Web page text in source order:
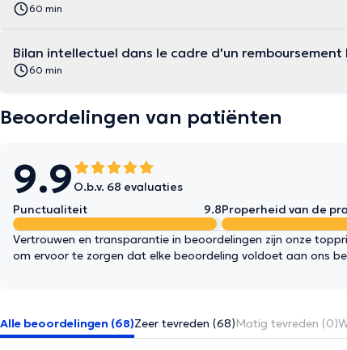
60 min
Bilan intellectuel dans le cadre d'un
60 min
Beoordelingen van patiënten
9.9 O.b.v. 68 evaluaties
Punctualiteit
9.8Properheid van de
Vertrouwen en transparantie in beoordelingen zijn onze
om ervoor te zorgen dat elke beoordeling voldoet aan ons
Alle beoordelingen (68)Zeer tevreden (68)Matig tevreden (0)